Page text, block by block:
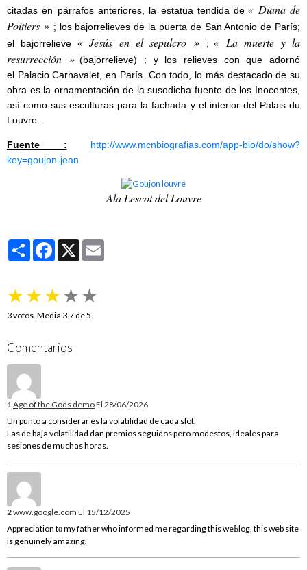
citadas en párrafos anteriores, la estatua tendida de « Diana de
Poitiers » ; los bajorrelieves de la puerta de San Antonio de París;
el bajorrelieve « Jesús en el sepulcro »; « La muerte y la
resurrección » (bajorrelieve) ; y los relieves con que adornó
el Palacio Carnavalet, en París. Con todo, lo más destacado de su
obra es la ornamentación de la susodicha fuente de los Inocentes,
así como sus esculturas para la fachada y el interior del Palais du
Louvre.
Fuente :
http://www.mcnbiografias.com/app-bio/do/show?
key=goujon-jean
Ala Lescot del Louvre
PartagerFacebook
X
★★★★★
3votos. Media 3.7de 5.
Comentarios
1 Age of the Gods demoEl 28/06/2026
Un punto a considerar es la volatilidad de cada slot.
Las de baja volatilidad dan premios seguidos pero modestos, ideales para
sesiones de muchas horas.
2www.google.com El 15/12/2025
Appreciation tο my father who informed me regarding this weЬlog, this web site
is genuinely amaᴢing.